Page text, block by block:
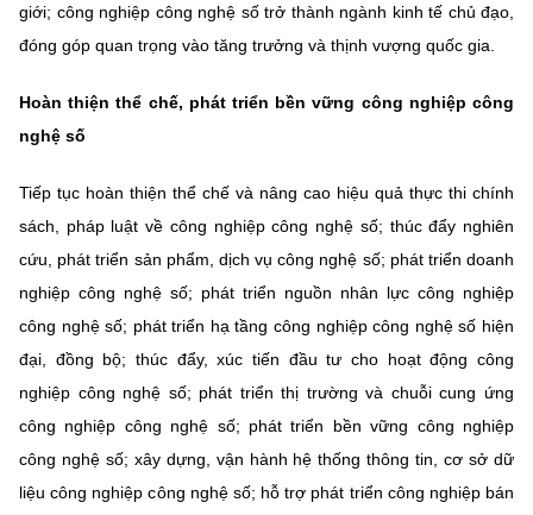
giới; công nghiệp công nghệ số trở thành ngành kinh tế chủ đạo,
đóng góp quan trọng vào tăng trưởng và thịnh vượng quốc gia.
Hoàn thiện thể chế, phát triển bền vững công nghiệp công
nghệ số
Tiếp tục hoàn thiện thể chế và nâng cao hiệu quả thực thi chính
sách, pháp luật về công nghiệp công nghệ số; thúc đẩy nghiên
cứu, phát triển sản phẩm, dịch vụ công nghệ số; phát triển doanh
nghiệp công nghệ số; phát triển nguồn nhân lực công nghiệp
công nghệ số; phát triển hạ tầng công nghiệp công nghệ số hiện
đại, đồng bộ; thúc đẩy, xúc tiến đầu tư cho hoạt động công
nghiệp công nghệ số; phát triển thị trường và chuỗi cung ứng
công nghiệp công nghệ số; phát triển bền vững công nghiệp
công nghệ số; xây dựng, vận hành hệ thống thông tin, cơ sở dữ
liệu công nghiệp công nghệ số; hỗ trợ phát triển công nghiệp bán